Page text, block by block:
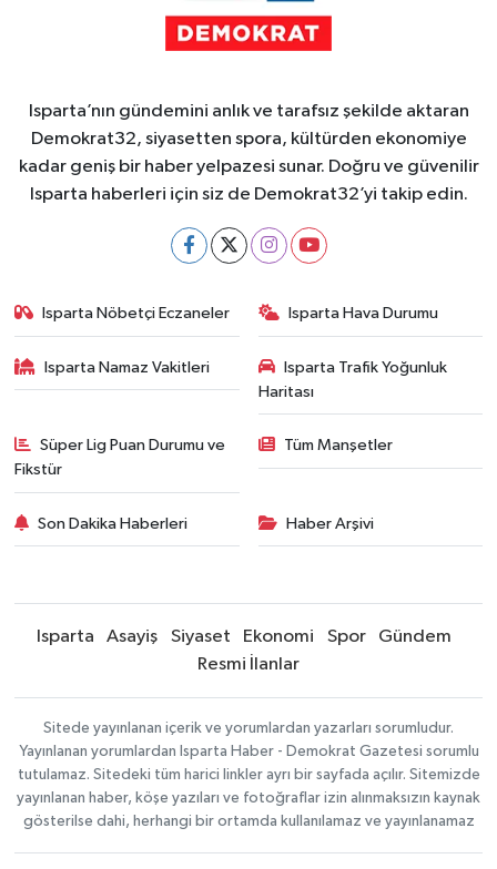
Isparta’nın gündemini anlık ve tarafsız şekilde aktaran
Demokrat32, siyasetten spora, kültürden ekonomiye
kadar geniş bir haber yelpazesi sunar. Doğru ve güvenilir
Isparta haberleri için siz de Demokrat32’yi takip edin.
Isparta Nöbetçi Eczaneler Isparta Hava Durumu
Isparta Namaz Vakitleri
Isparta Trafik Yoğunluk
Haritası
Süper Lig Puan Durumu ve
Fikstür
Tüm Manşetler
Son Dakika Haberleri Haber Arşivi
Isparta Asayiş Siyaset Ekonomi Spor
Gündem
Resmi İlanlar
Sitede yayınlanan içerik ve yorumlardan yazarları sorumludur.
Yayınlanan yorumlardan Isparta Haber - Demokrat Gazetesi sorumlu
tutulamaz. Sitedeki tüm harici linkler ayrı bir sayfada açılır. Sitemizde
yayınlanan haber, köşe yazıları ve fotoğraflar izin alınmaksızın kaynak
gösterilse dahi, herhangi bir ortamda kullanılamaz ve yayınlanamaz